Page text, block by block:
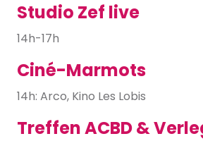
Studio Zef live
14h-17h
Ciné-Marmots
14h: Arco, Kino Les Lobis
Treffen ACBD &